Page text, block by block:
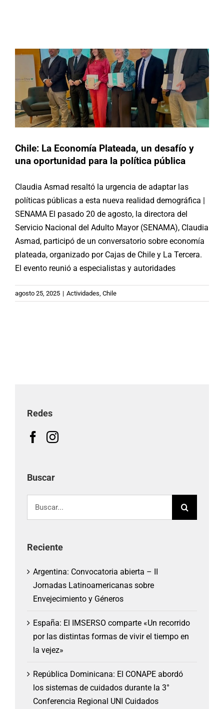
Chile: La Economía Plateada, un desafío y
una oportunidad para la política pública
Claudia Asmad resaltó la urgencia de adaptar las
políticas públicas a esta nueva realidad demográfica |
SENAMA El pasado 20 de agosto, la directora del
Servicio Nacional del Adulto Mayor (SENAMA), Claudia
Asmad, participó de un conversatorio sobre economía
plateada, organizado por Cajas de Chile y La Tercera.
El evento reunió a especialistas y autoridades
agosto 25, 2025 | Actividades, Chile
Redes
Buscar
Reciente
Argentina: Convocatoria abierta – II
Jornadas Latinoamericanas sobre
Envejecimiento y Géneros
España: El IMSERSO comparte «Un recorrido
por las distintas formas de vivir el tiempo en
la vejez»
República Dominicana: El CONAPE abordó
los sistemas de cuidados durante la 3°
Conferencia Regional UNI Cuidados